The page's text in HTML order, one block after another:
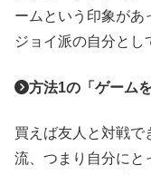
ームという印象があ
ジョイ派の自分とし
方法1の「ゲーム
買えば友人と対戦で
流、つまり自分にと